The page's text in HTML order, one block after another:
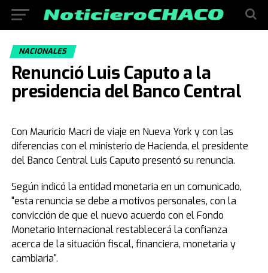
NACIONALES
Renunció Luis Caputo a la
presidencia del Banco Central
Con Mauricio Macri de viaje en Nueva York y con las
diferencias con el ministerio de Hacienda, el presidente
del Banco Central Luis Caputo presentó su renuncia.
Según indicó la entidad monetaria en un comunicado,
"esta renuncia se debe a motivos personales, con la
convicción de que el nuevo acuerdo con el Fondo
Monetario Internacional restablecerá la confianza
acerca de la situación fiscal, financiera, monetaria y
cambiaria".